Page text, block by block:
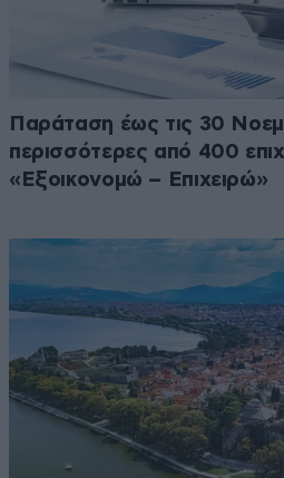
Παράταση έως τις 30
περισσότερες από 400
«Εξοικονομώ – Επιχειρώ»